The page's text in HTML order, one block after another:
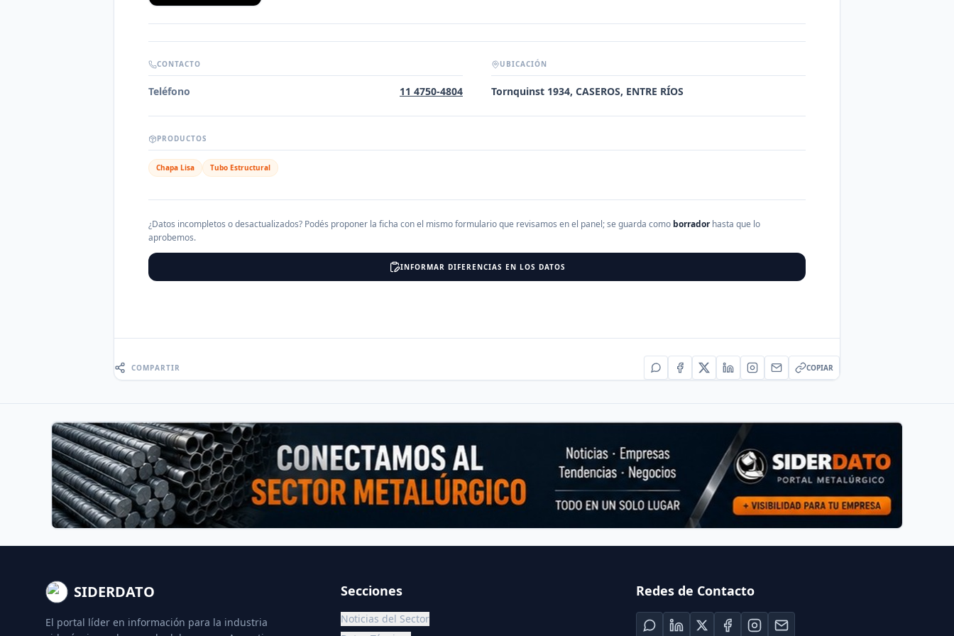
CONTACTO
Teléfono 11 4750-4804
UBICACIÓN
Tornquinst 1934, CASEROS, ENTRE RÍOS
PRODUCTOS
Chapa Lisa Tubo Estructural
¿Datos incompletos o desactualizados? Podés proponer la ficha con el mismo formulario que revisamos en el panel; se guarda como borradorhasta que lo
aprobemos.
INFORMAR DIFERENCIAS EN LOS DATOS
COMPARTIR COPIAR
SIDERDATO
El portal líder en información para la industria
Secciones
Noticias del Sector
Redes de Contacto